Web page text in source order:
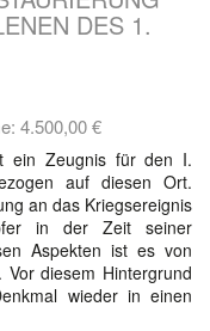
DES 1.
4.500,00 €
ein Zeugnis für den I.
auf diesen Ort.
an das Kriegsereignis
in der Zeit seiner
Aspekten ist es von
diesem Hintergrund
wieder in einen